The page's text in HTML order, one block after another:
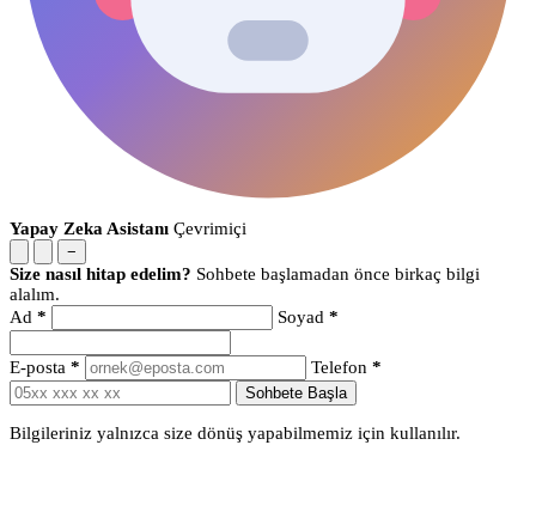
Yapay Zeka Asistanı Çevrimiçi
−
Size nasıl hitap edelim? Sohbete başlamadan önce birkaç bilgi
alalım.
Ad * Soyad *
E-posta * Telefon *
Sohbete Başla
Bilgileriniz yalnızca size dönüş yapabilmemiz için kullanılır.